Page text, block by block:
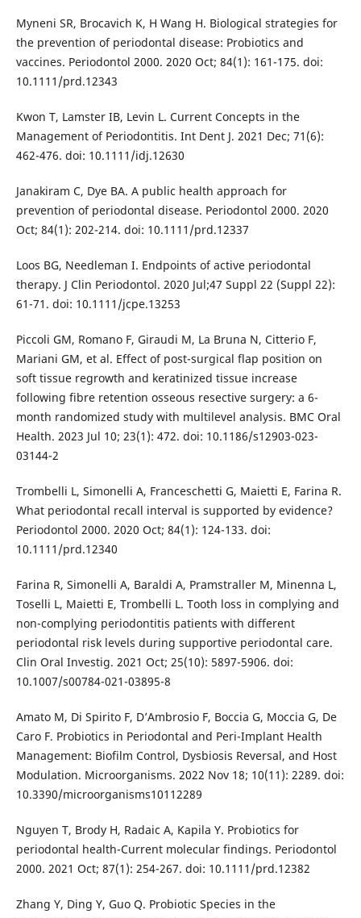
Myneni SR, Brocavich K, H Wang H. Biological strategies for
the prevention of periodontal disease: Probiotics and
vaccines. Periodontol 2000. 2020 Oct; 84(1): 161-175. doi:
10.1111/prd.12343
Kwon T, Lamster IB, Levin L. Current Concepts in the
Management of Periodontitis. Int Dent J. 2021 Dec; 71(6):
462-476. doi: 10.1111/idj.12630
Janakiram C, Dye BA. A public health approach for
prevention of periodontal disease. Periodontol 2000. 2020
Oct; 84(1): 202-214. doi: 10.1111/prd.12337
Loos BG, Needleman I. Endpoints of active periodontal
therapy. J Clin Periodontol. 2020 Jul;47 Suppl 22 (Suppl 22):
61-71. doi: 10.1111/jcpe.13253
Piccoli GM, Romano F, Giraudi M, La Bruna N, Citterio F,
Mariani GM, et al. Effect of post-surgical flap position on
soft tissue regrowth and keratinized tissue increase
following fibre retention osseous resective surgery: a 6-
month randomized study with multilevel analysis. BMC Oral
Health. 2023 Jul 10; 23(1): 472. doi: 10.1186/s12903-023-
03144-2
Trombelli L, Simonelli A, Franceschetti G, Maietti E, Farina R.
What periodontal recall interval is supported by evidence?
Periodontol 2000. 2020 Oct; 84(1): 124-133. doi:
10.1111/prd.12340
Farina R, Simonelli A, Baraldi A, Pramstraller M, Minenna L,
Toselli L, Maietti E, Trombelli L. Tooth loss in complying and
non-complying periodontitis patients with different
periodontal risk levels during supportive periodontal care.
Clin Oral Investig. 2021 Oct; 25(10): 5897-5906. doi:
10.1007/s00784-021-03895-8
Amato M, Di Spirito F, D’Ambrosio F, Boccia G, Moccia G, De
Caro F. Probiotics in Periodontal and Peri-Implant Health
Management: Biofilm Control, Dysbiosis Reversal, and Host
Modulation. Microorganisms. 2022 Nov 18; 10(11): 2289. doi:
10.3390/microorganisms10112289
Nguyen T, Brody H, Radaic A, Kapila Y. Probiotics for
periodontal health-Current molecular findings. Periodontol
2000. 2021 Oct; 87(1): 254-267. doi: 10.1111/prd.12382
Zhang Y, Ding Y, Guo Q. Probiotic Species in the